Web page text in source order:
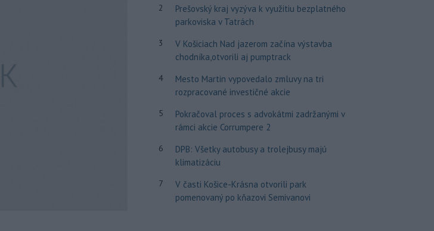
2
Prešovský kraj vyzýva k využitiu bezplatného
parkoviska v Tatrách
3
V Košiciach Nad jazerom začína výstavba
chodníka,otvorili aj pumptrack
4
Mesto Martin vypovedalo zmluvy na tri
rozpracované investičné akcie
5
Pokračoval proces s advokátmi zadržanými v
rámci akcie Corrumpere 2
6
DPB: Všetky autobusy a trolejbusy majú
klimatizáciu
7
V časti Košice-Krásna otvorili park
pomenovaný po kňazovi Semivanovi